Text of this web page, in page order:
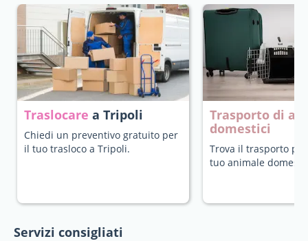
Traslocare a Tripoli
Chiedi un preventivo gratuito per
il tuo trasloco a Tripoli.
Trasporto di
domestici
Trova il trasporto
tuo animale
Servizi consigliati